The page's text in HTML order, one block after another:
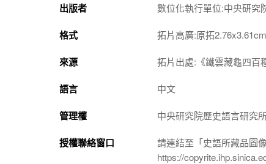
出版者 數位化執行單位:中央研究
格式 拓片高廣:原拓2.76x3.61cm
來源 拓片出處:《鐵雲藏龜四百
語言 中文
管理權 中央研究院歷史語言研究
授權聯絡窗口
請連結至「史語所藏品圖
https://